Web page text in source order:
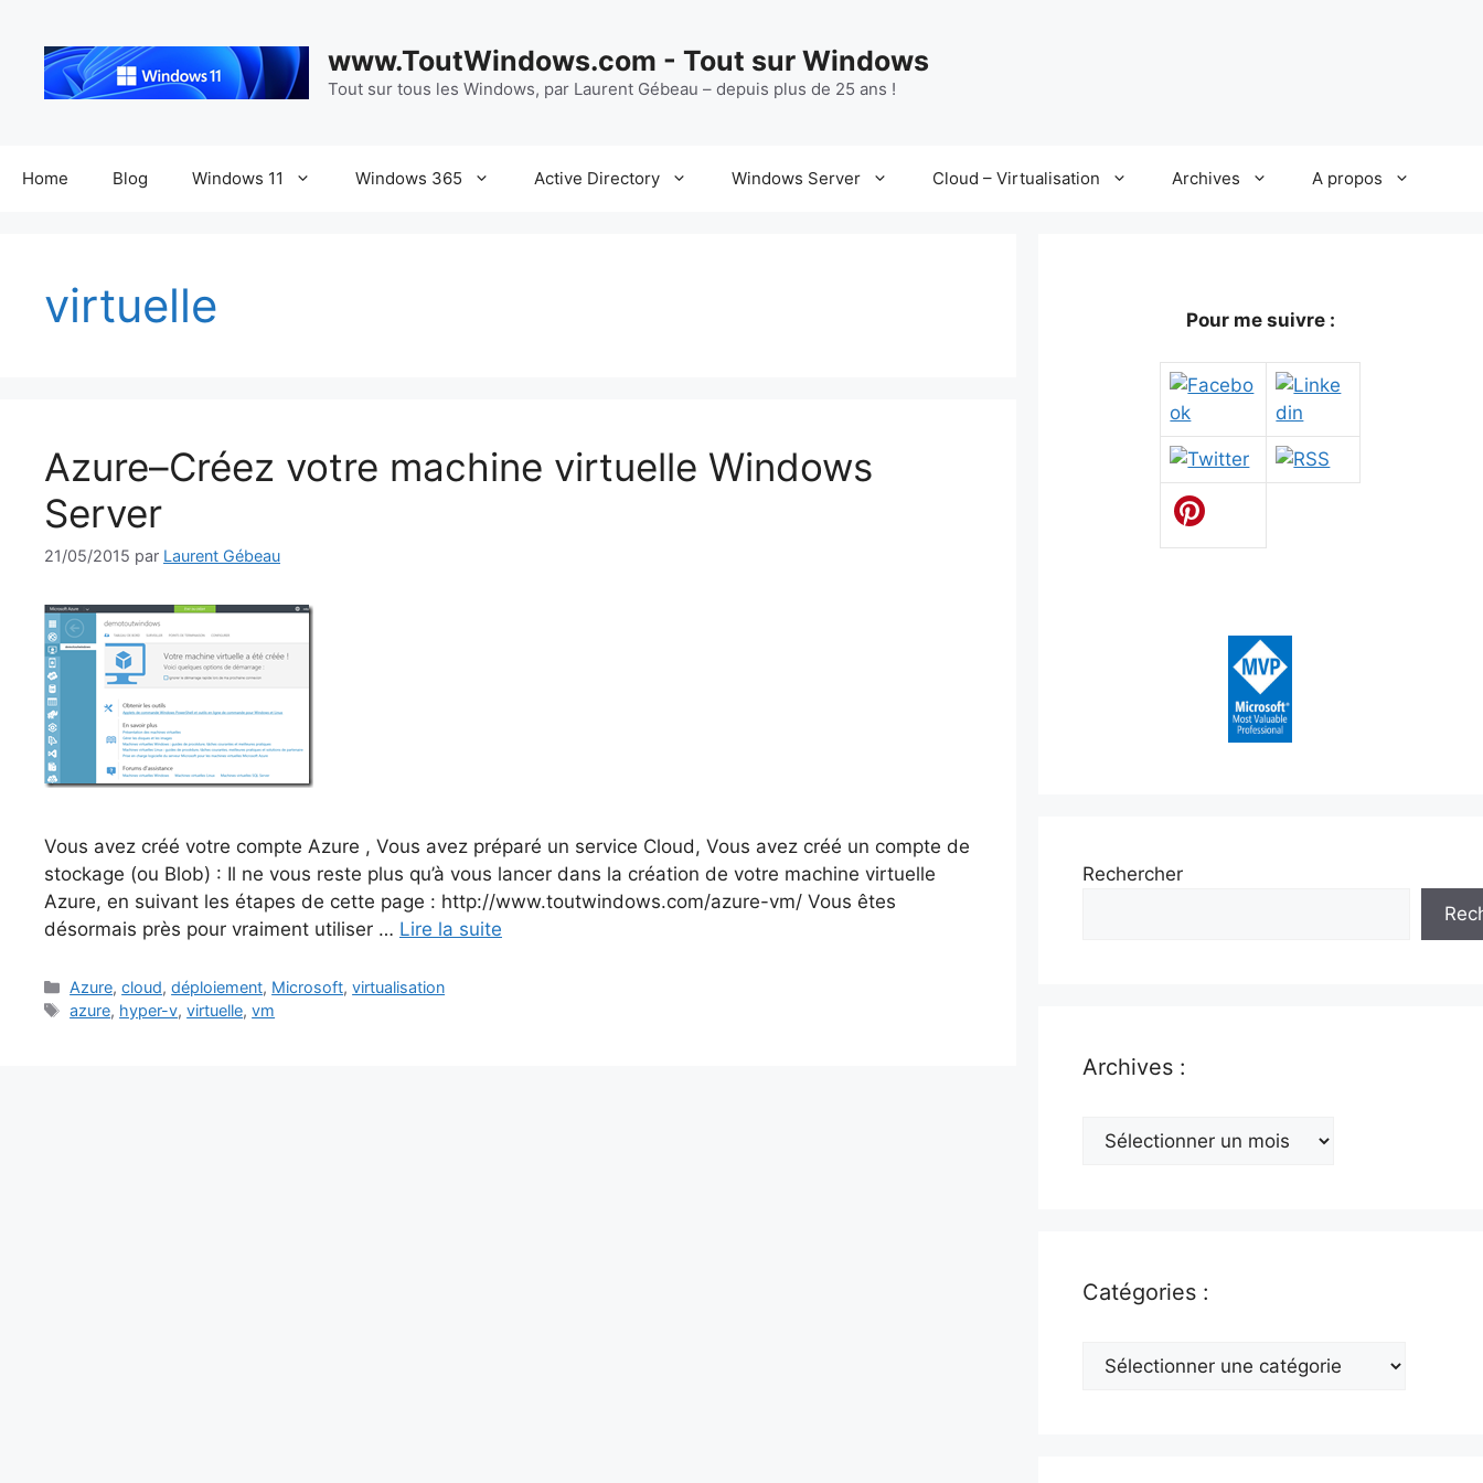
contenu
www.ToutWindows.com - Tout sur Windows
Tout sur tous les Windows, par Laurent Gébeau – depuis plus de 25 ans !
Home Blog Windows 11 Windows 365 Active Directory Windows Server Cloud – Virtualisation Archives A propos
virtuelle
Azure–Créez votre machine virtuelle Windows
Server
21/05/2015 par Laurent Gébeau
Vous avez créé votre compte Azure , Vous avez préparé un service Cloud, Vous avez créé un compte de
stockage (ou Blob) : Il ne vous reste plus qu’à vous lancer dans la création de votre machine virtuelle
Azure, en suivant les étapes de cette page : http://www.toutwindows.com/azure-vm/ Vous êtes
désormais près pour vraiment utiliser … Lire la suite
Catégories
Azure,cloud,déploiement, Microsoft,virtualisation
Étiquettes
azure, hyper-v,virtuelle,vm
Pour me suivre :
Rechercher
Archives :
Archives
Catégories :
Catégories